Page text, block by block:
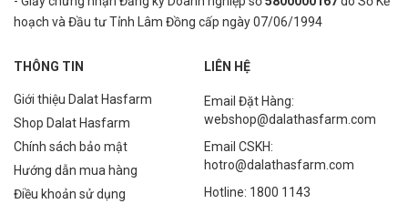
hoạch và Đầu tư Tỉnh Lâm Đồng cấp ngày 07/06/1994
THÔNG TIN
Giới thiệu Dalat Hasfarm
Shop Dalat Hasfarm
Chính sách bảo mật
Hướng dẫn mua hàng
Điều khoản sử dụng
LIÊN HỆ
Email Đặt Hàng:
webshop@dalathasfarm.com
Email CSKH:
hotro@dalathasfarm.com
Hotline: 1800 1143